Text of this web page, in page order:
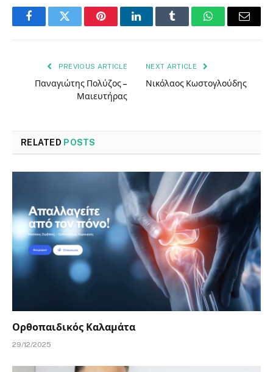
FacebookTwitter PinterestLinkedInTumblr WhatsAppEmail
PREVIOUS ARTICLE
Παναγιώτης Πολύζος –
Μαιευτήρας
NEXT ARTICLE
Νικόλαος Κωστογλούδης
RELATED POSTS
Ορθοπαιδικός Καλαμάτα
29/12/2025